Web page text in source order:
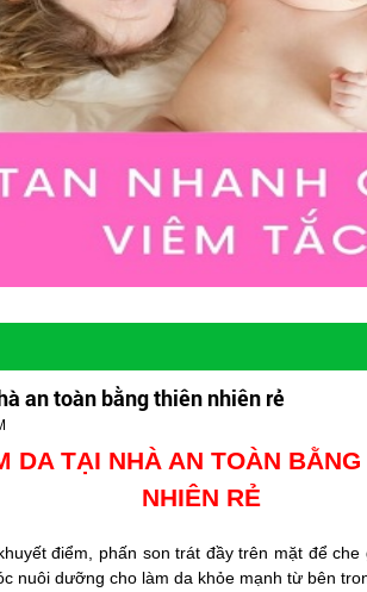
an toàn bằng thiên nhiên rẻ
DA TẠI NHÀ AN TOÀN
NHIÊN RẺ
điểm, phấn son trát đầy trên mặt để
nuôi dưỡng cho làm da khỏe mạnh từ bên